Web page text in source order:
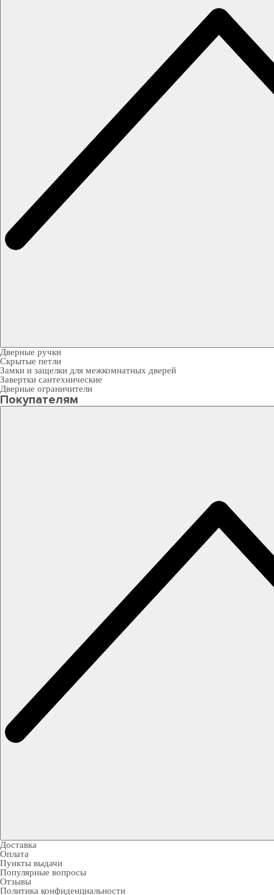
Дверные ручки
Скрытые петли
Замки и защелки для межкомнатных дверей
Завертки сантехнические
Дверные ограничители
Покупателям
Доставка
Оплата
Пункты выдачи
Популярные вопросы
Отзывы
Политика конфиденциальности